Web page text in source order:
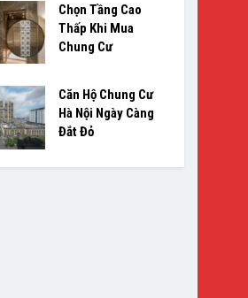
Chọn Tầng Cao
Thấp Khi Mua
Chung Cư
Căn Hộ Chung Cư
Hà Nội Ngày Càng
Đắt Đỏ